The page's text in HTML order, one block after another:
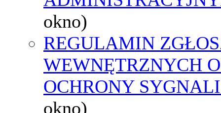
okno)
REGULAMIN
WEWNĘTRZNYCH
OCHRONY
okno)